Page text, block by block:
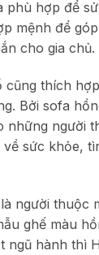
phù hợp để
mệnh để
cho gia chủ.
cũng thích
Bởi sofa
những người
sức khỏe,
người thuộc
ghế màu
ngũ hành thì